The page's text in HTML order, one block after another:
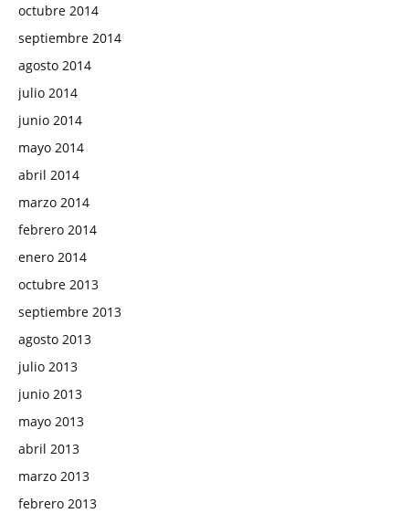
octubre 2014
septiembre 2014
agosto 2014
julio 2014
junio 2014
mayo 2014
abril 2014
marzo 2014
febrero 2014
enero 2014
octubre 2013
septiembre 2013
agosto 2013
julio 2013
junio 2013
mayo 2013
abril 2013
marzo 2013
febrero 2013